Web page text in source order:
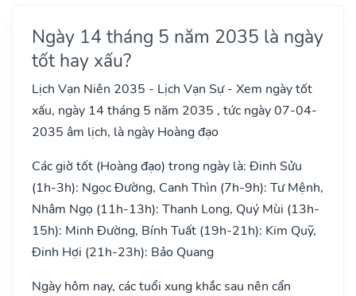
Ngày 14 tháng 5 năm 2035 là ngày
tốt hay xấu?
Lịch Vạn Niên 2035 - Lịch Vạn Sự - Xem ngày tốt
xấu, ngày 14 tháng 5 năm 2035 , tức ngày 07-04-
2035 âm lịch, là ngày Hoàng đạo
Các giờ tốt (Hoàng đạo) trong ngày là: Đinh Sửu
(1h-3h): Ngọc Đường, Canh Thìn (7h-9h): Tư Mệnh,
Nhâm Ngọ (11h-13h): Thanh Long, Quý Mùi (13h-
15h): Minh Đường, Bính Tuất (19h-21h): Kim Quỹ,
Đinh Hợi (21h-23h): Bảo Quang
Ngày hôm nay, các tuổi xung khắc sau nên cẩn